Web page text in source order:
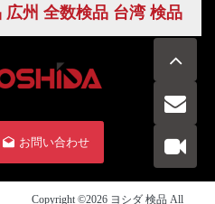
広州 全数検品 台湾 検品
お問い合わせ
Copyright ©2026 ヨシダ 検品 All